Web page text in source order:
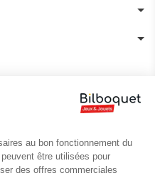
au bon fonctionnement du
être utilisées pour
des offres commerciales